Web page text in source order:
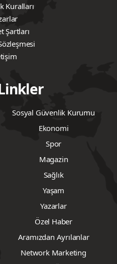
Kuralları
Şartları
Linkler
Sosyal Güvenlik Kurumu
Ekonomi
Spor
Magazin
Sağlık
Yaşam
Yazarlar
Özel Haber
Aramızdan Ayrılanlar
Network Marketing